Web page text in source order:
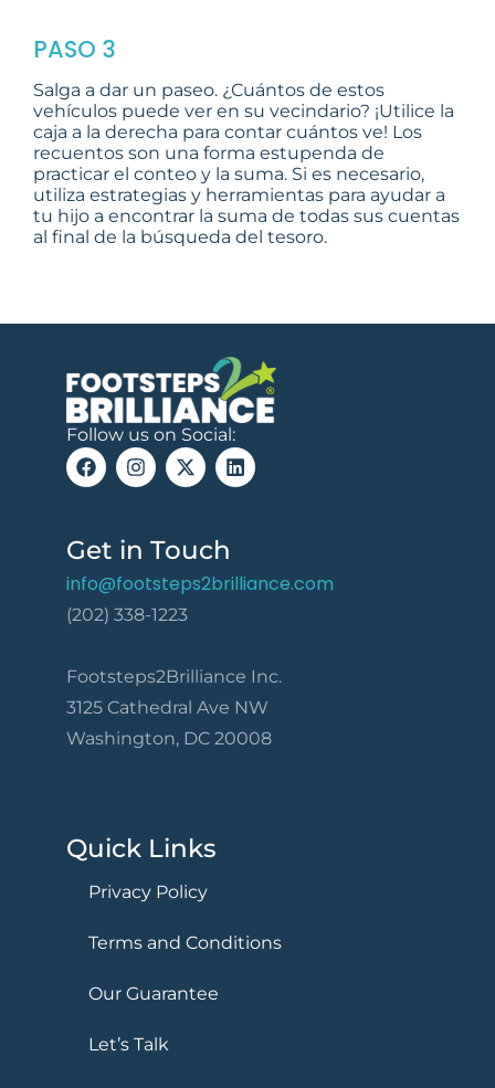
PASO 3
Salga a dar un paseo. ¿Cuántos de estos
vehículos puede ver en su vecindario? ¡Utilice la
caja a la derecha para contar cuántos ve! Los
recuentos son una forma estupenda de
practicar el conteo y la suma. Si es necesario,
utiliza estrategias y herramientas para ayudar a
tu hijo a encontrar la suma de todas sus cuentas
al final de la búsqueda del tesoro.
Follow us on Social:
Get in Touch
info@footsteps2brilliance.com
(202) 338-1223
Footsteps2Brilliance Inc.
3125 Cathedral Ave NW
Washington, DC 20008
Quick Links
Privacy Policy
Terms and Conditions
Our Guarantee
Let’s Talk